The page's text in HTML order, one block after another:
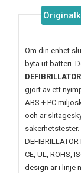
Om din enhet
byta ut batteri.
gjort av ett
ABS + PC
och är
säkerhetstester.
CE, UL, ROHS,
design är i linje